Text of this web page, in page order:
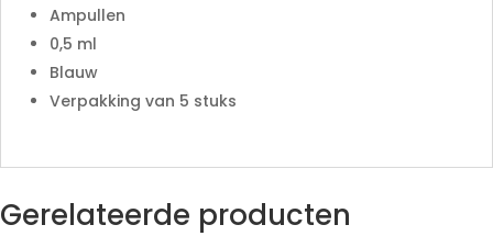
Ampullen
0,5 ml
Blauw
Verpakking van 5 stuks
Gerelateerde producten